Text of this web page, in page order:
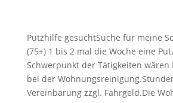
Putzhilfe gesuchtSuche für meine
(75+) 1 bis 2 mal die Woche eine
Schwerpunkt der Tätigkeiten
bei der
Vereinbarung zzgl. Fahrgeld.Die